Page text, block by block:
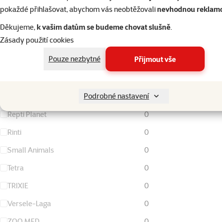
pokaždé přihlašovat, abychom vás neobtěžovalinevhodnou
Děkujeme,k vašim datům se budeme chovat slušně.
Zásady použití cookies
Pouze nezbytné
Přijmout vše
Podrobné nastavení
FURminator
0
Living World
0
Magic Cat
0
0
Repti Planet
0
Rinti
0
Small Animals
0
Tetra
0
TRIXIE
0
Versele-Laga
0